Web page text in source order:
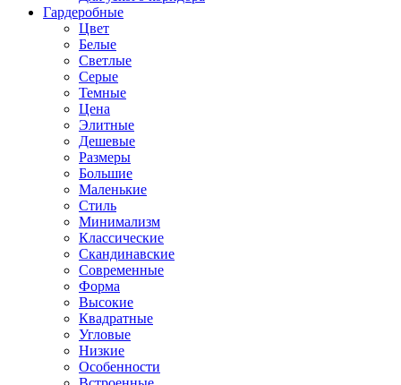
Гардеробные
Цвет
Белые
Светлые
Серые
Темные
Цена
Элитные
Дешевые
Размеры
Большие
Маленькие
Стиль
Минимализм
Классические
Скандинавские
Современные
Форма
Высокие
Квадратные
Угловые
Низкие
Особенности